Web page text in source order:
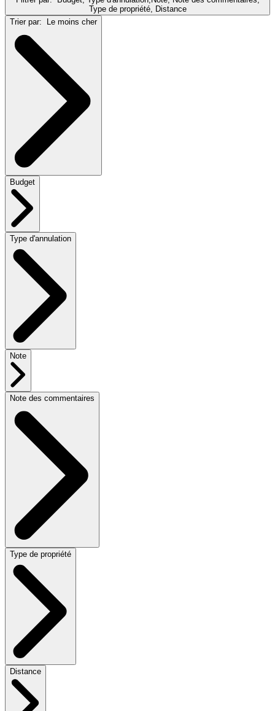
Type de propriété, Distance
Trier par:
Le moins cher
Budget
Type d'annulation
Note
Note des commentaires
Type de propriété
Distance